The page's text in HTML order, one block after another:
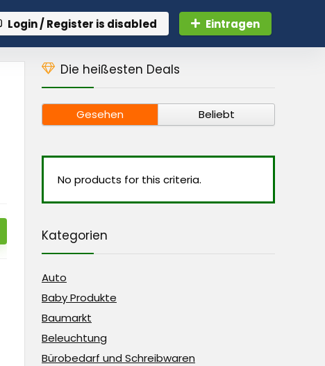
Login / Register is disabled Eintragen
Die heißesten Deals
Gesehen Beliebt
No products for this criteria.
Kategorien
Auto
Baby Produkte
Baumarkt
Beleuchtung
Bürobedarf und Schreibwaren